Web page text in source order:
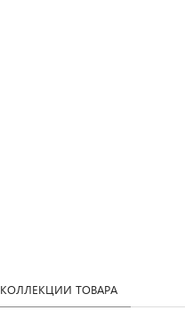
КОЛЛЕКЦИИ ТОВАРА